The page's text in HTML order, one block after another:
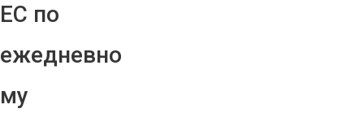
ЕС по
ежедневно
му